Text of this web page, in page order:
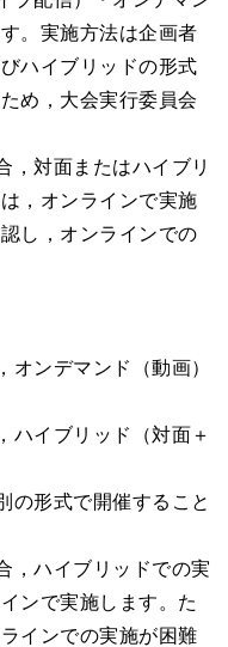
。実施方法は企画者
ハイブリッドの形式
め，大会実行委員会
，対面またはハイブリ
，オンラインで実施
し，オンラインでの
ンデマンド（動画）
ハイブリッド（対面＋
の形式で開催すること
，ハイブリッドでの実
ンで実施します。た
インでの実施が困難